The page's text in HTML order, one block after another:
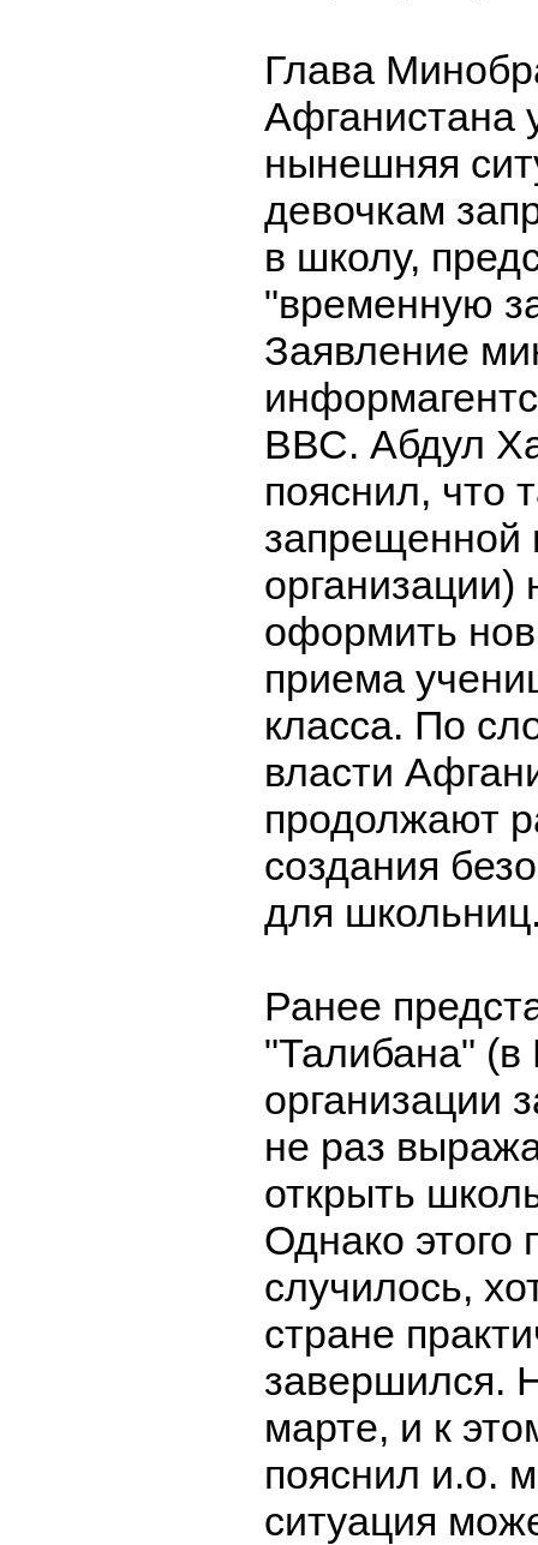
Глава
Афганистана
нынешняя
девочкам
в школу,
"временную
Заявление
ВВС. Абдул
пояснил, что
оформить
приема
класса. По
власти
продолжают
создания
для
Ранее
"Талибана" (в
организации
не раз
открыть
Однако этого
случилось,
стране
завершился.
марте, и к
пояснил и.о.
ситуация